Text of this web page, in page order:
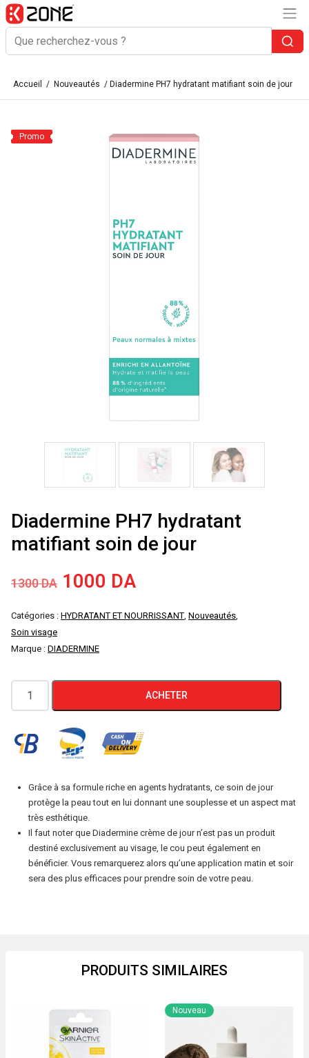
Accueil / Nouveautés / Diadermine PH7 hydratant matifiant soin de jour
Promo
Diadermine PH7 hydratant
matifiant soin de jour
1300DA Le
prix
initial
était :
1300 DA.
1000 DALe
prix
est :
1000 DA.
Catégories : HYDRATANT ET NOURRISSANT, Nouveautés,
Soin visage
Marque : DIADERMINE
quantité
de
Diadermine
PH7
matifiant
soin
jour
ACHETER
Grâce à sa formule riche en agents hydratants, ce soin de jour
protège la peau tout en lui donnant une souplesse et un aspect mat
très esthétique.
Il faut noter que Diadermine crème de jour n’est pas un produit
destiné exclusivement au visage, le cou peut également en
bénéficier. Vous remarquerez alors qu’une application matin et soir
sera des plus efficaces pour prendre soin de votre peau.
PRODUITS SIMILAIRES
Nouveau